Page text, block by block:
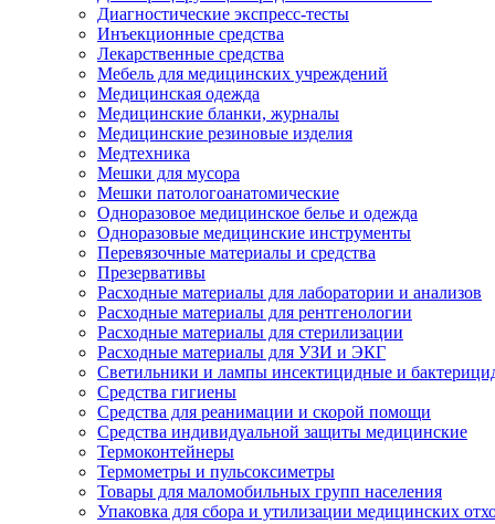
Диагностические экспресс-тесты
Инъекционные средства
Лекарственные средства
Мебель для медицинских учреждений
Медицинская одежда
Медицинские бланки, журналы
Медицинские резиновые изделия
Медтехника
Мешки для мусора
Мешки патологоанатомические
Одноразовое медицинское белье и одежда
Одноразовые медицинские инструменты
Перевязочные материалы и средства
Презервативы
Расходные материалы для лаборатории и анализов
Расходные материалы для рентгенологии
Расходные материалы для стерилизации
Расходные материалы для УЗИ и ЭКГ
Светильники и лампы инсектицидные и
Средства гигиены
Средства для реанимации и скорой помощи
Средства индивидуальной защиты медицинские
Термоконтейнеры
Термометры и пульсоксиметры
Товары для маломобильных групп населения
Упаковка для сбора и утилизации медицинских